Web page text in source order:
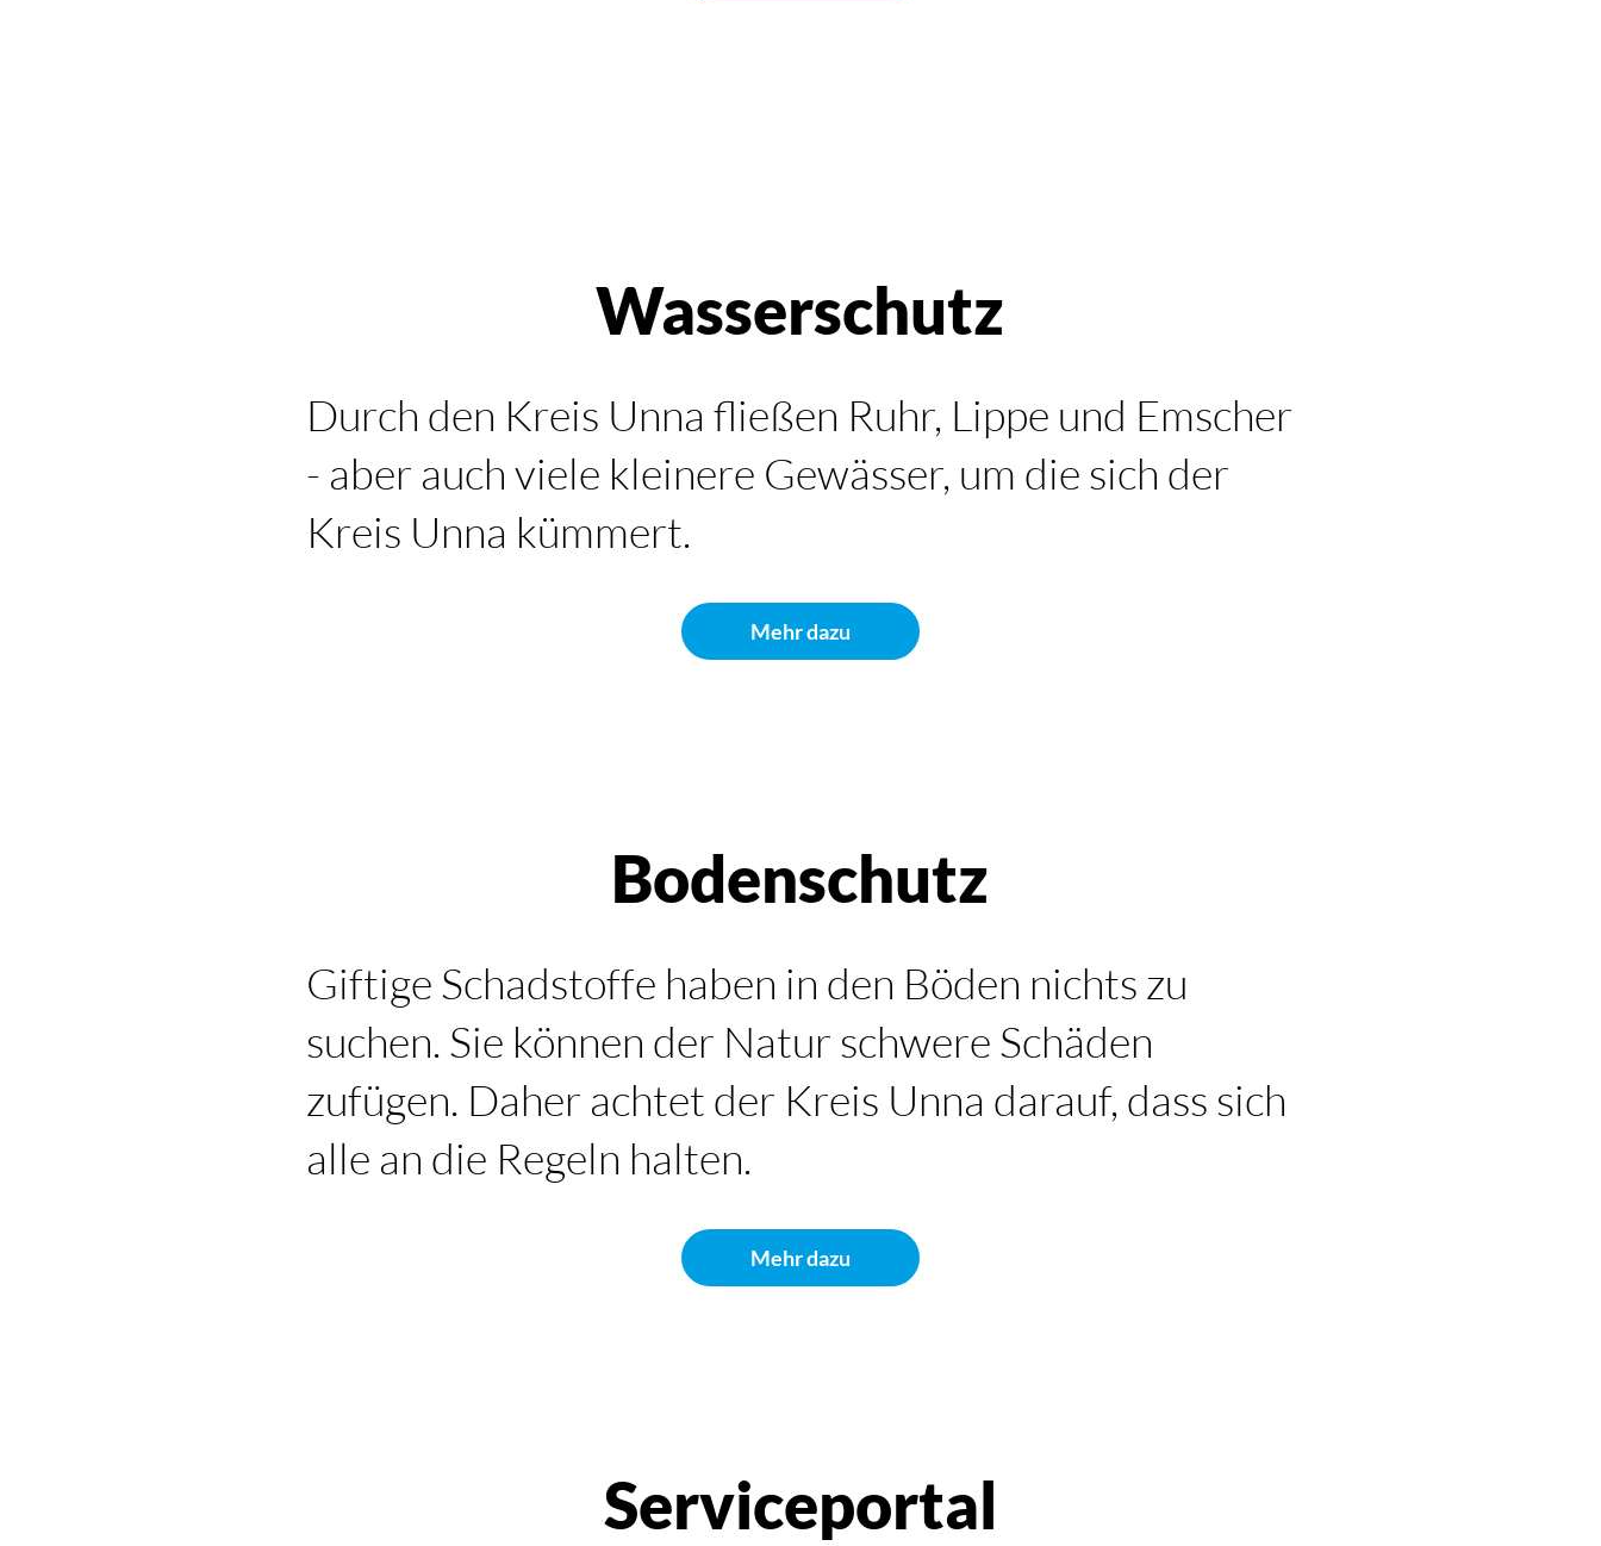
Wasserschutz
Durch den Kreis Unna fließen Ruhr, Lippe und Emscher
- aber auch viele kleinere Gewässer, um die sich der
Kreis Unna kümmert.
Mehr dazu
Bodenschutz
Giftige Schadstoffe haben in den Böden nichts zu
suchen. Sie können der Natur schwere Schäden
zufügen. Daher achtet der Kreis Unna darauf, dass sich
alle an die Regeln halten.
Mehr dazu
Serviceportal